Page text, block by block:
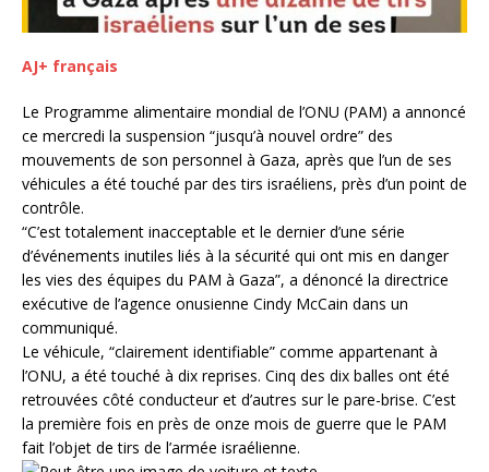
AJ+ français
Le Programme alimentaire mondial de l’ONU (PAM) a annoncé
ce mercredi la suspension “jusqu’à nouvel ordre” des
mouvements de son personnel à Gaza, après que l’un de ses
véhicules a été touché par des tirs israéliens, près d’un point de
contrôle.
“C’est totalement inacceptable et le dernier d’une série
d’événements inutiles liés à la sécurité qui ont mis en danger
les vies des équipes du PAM à Gaza”, a dénoncé la directrice
exécutive de l’agence onusienne Cindy McCain dans un
communiqué.
Le véhicule, “clairement identifiable” comme appartenant à
l’ONU, a été touché à dix reprises. Cinq des dix balles ont été
retrouvées côté conducteur et d’autres sur le pare-brise. C’est
la première fois en près de onze mois de guerre que le PAM
fait l’objet de tirs de l’armée israélienne.